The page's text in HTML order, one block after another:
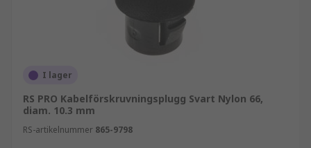
I lager
RS PRO Kabelförskruvningsplugg Svart Nylon 66,
diam. 10.3 mm
RS-artikelnummer 865-9798